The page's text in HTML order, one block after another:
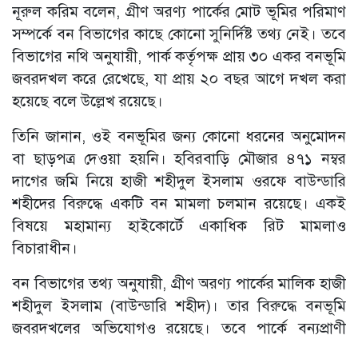
নূরুল করিম বলেন, গ্রীণ অরণ্য পার্কের মোট ভূমির পরিমাণ
সম্পর্কে বন বিভাগের কাছে কোনো সুনির্দিষ্ট তথ্য নেই। তবে
বিভাগের নথি অনুযায়ী, পার্ক কর্তৃপক্ষ প্রায় ৩০ একর বনভূমি
জবরদখল করে রেখেছে, যা প্রায় ২০ বছর আগে দখল করা
হয়েছে বলে উল্লেখ রয়েছে।
তিনি জানান, ওই বনভূমির জন্য কোনো ধরনের অনুমোদন
বা ছাড়পত্র দেওয়া হয়নি। হবিরবাড়ি মৌজার ৪৭১ নম্বর
দাগের জমি নিয়ে হাজী শহীদুল ইসলাম ওরফে বাউন্ডারি
শহীদের বিরুদ্ধে একটি বন মামলা চলমান রয়েছে। একই
বিষয়ে মহামান্য হাইকোর্টে একাধিক রিট মামলাও
বিচারাধীন।
বন বিভাগের তথ্য অনুযায়ী, গ্রীণ অরণ্য পার্কের মালিক হাজী
শহীদুল ইসলাম (বাউন্ডারি শহীদ)। তার বিরুদ্ধে বনভূমি
জবরদখলের অভিযোগও রয়েছে। তবে পার্কে বন্যপ্রাণী